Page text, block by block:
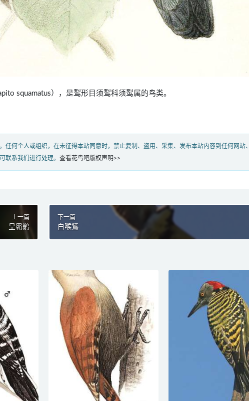
squamatus），是䴕形目须䴕科须䴕属的鸟类。
任何个人或组织，在未征得本站同意时，禁止复制、盗用、采集、发布本站内容到任何网站
联系我们进行处理。 查看花鸟吧版权声明>>
上一篇
皇霸鹟
下一篇
白喉鵟